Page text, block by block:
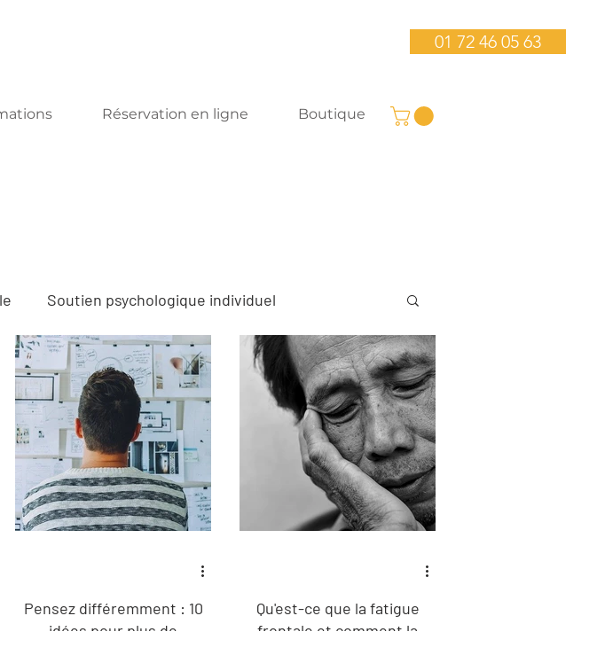
01 72 46 05 63
Réservation en ligne Boutique
Soutien psychologique individuel
Acomplice podcast Ateliers bien-être
Pensez différemment : 10
idées pour plus de
Qu'est-ce que la fatigue
frontale et comment la